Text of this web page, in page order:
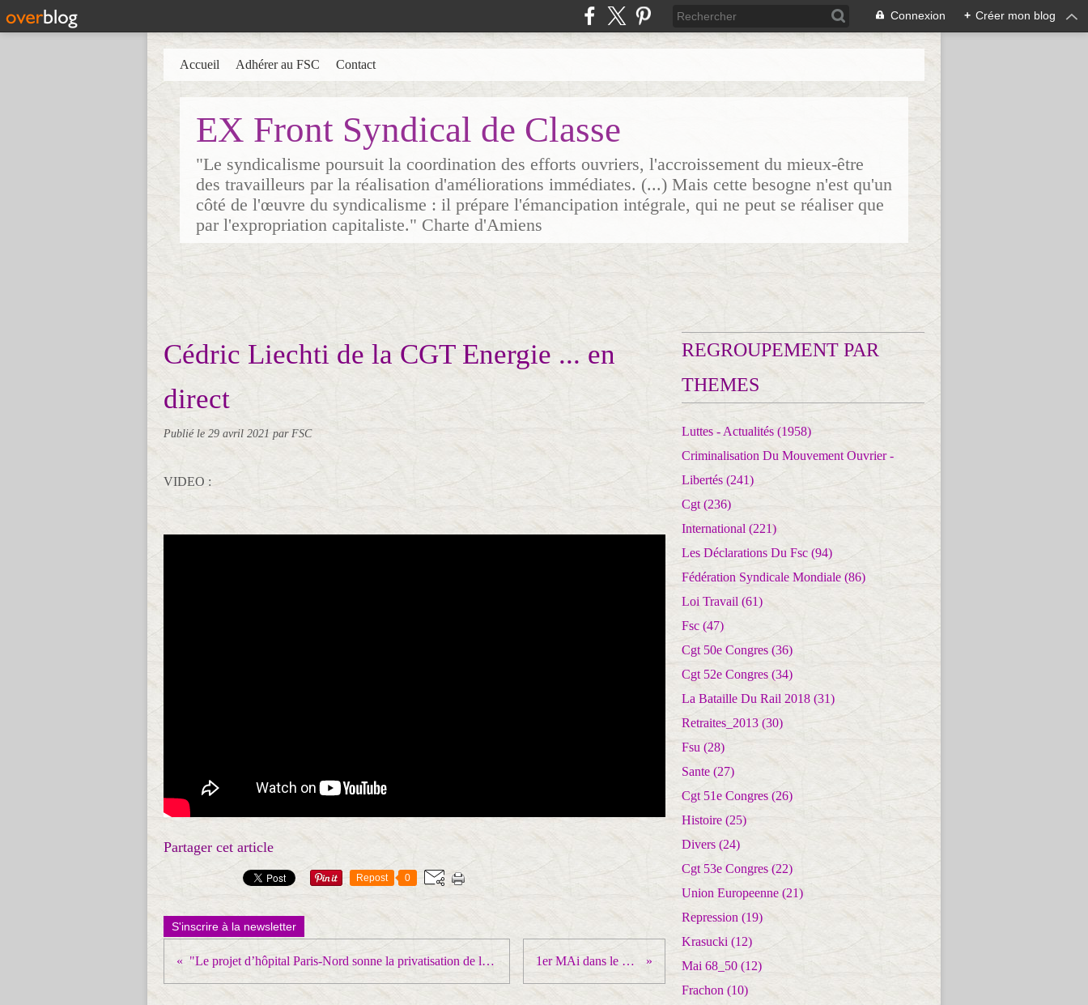
Connexion + Créer mon blog
EX Front Syndical de Classe
"Le syndicalisme poursuit la coordination des efforts ouvriers, l'accroissement du mieux-être
des travailleurs par la réalisation d'améliorations immédiates. (...) Mais cette besogne n'est qu'un
côté de l'œuvre du syndicalisme : il prépare l'émancipation intégrale, qui ne peut se réaliser que
par l'expropriation capitaliste." Charte d'Amiens
Accueil Adhérer au FSC Contact
Cédric Liechti de la CGT Energie ... en
direct
Publié le 29 avril 2021 par FSC
VIDEO :
Partager cet article
Repost 0
S'inscrire à la newsletter
"Le projet d’hôpital Paris-Nord sonne la privatisation de l’hôpital" P. Schwob, urgentiste 1er MAi dans le Puy de Dôme
REGROUPEMENT PAR
THEMES
Luttes - Actualités (1958)
Criminalisation Du Mouvement Ouvrier -
Libertés (241)
Cgt (236)
International (221)
Les Déclarations Du Fsc (94)
Fédération Syndicale Mondiale (86)
Loi Travail (61)
Fsc (47)
Cgt 50e Congres (36)
Cgt 52e Congres (34)
La Bataille Du Rail 2018 (31)
Retraites_2013 (30)
Fsu (28)
Sante (27)
Cgt 51e Congres (26)
Histoire (25)
Divers (24)
Cgt 53e Congres (22)
Union Europeenne (21)
Repression (19)
Krasucki (12)
Mai 68_50 (12)
Frachon (10)